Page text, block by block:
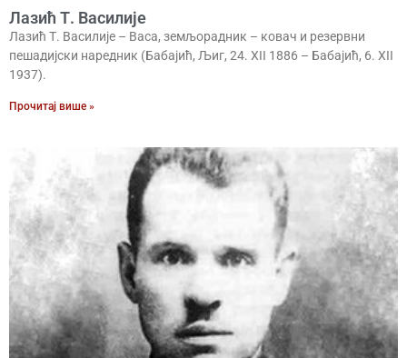
Лазић Т. Василијe
Лазић Т. Василије – Васа, земљорадник – ковач и резервни
пешадијски наредник (Бабајић, Љиг, 24. XII 1886 – Бабајић, 6. XII
1937).
Прочитај више »